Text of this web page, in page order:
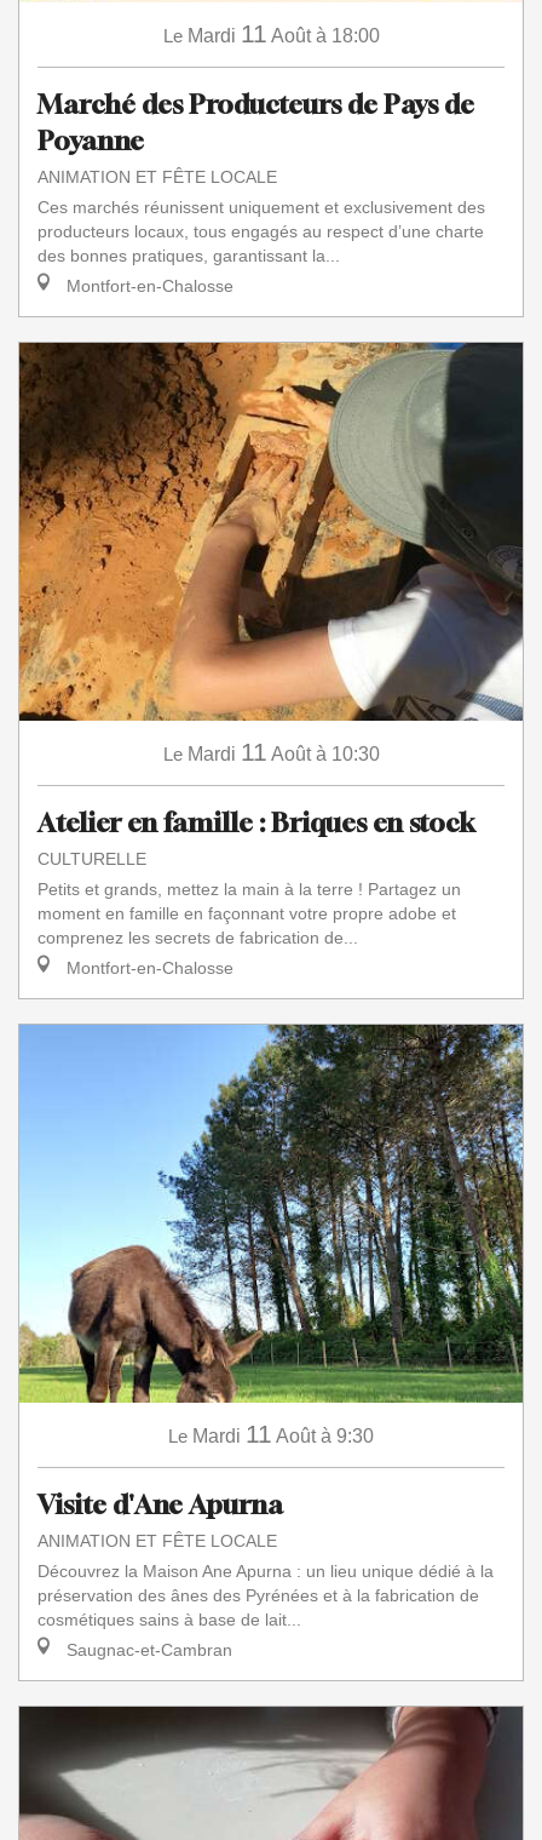
Le Mardi 11 Août à 18:00
Marché des Producteurs de Pays de
Poyanne
ANIMATION ET FÊTE LOCALE
Ces marchés réunissent uniquement et exclusivement des
producteurs locaux, tous engagés au respect d’une charte
des bonnes pratiques, garantissant la...
Montfort-en-Chalosse
Le Mardi 11 Août à 10:30
Atelier en famille : Briques en stock
CULTURELLE
Petits et grands, mettez la main à la terre ! Partagez un
moment en famille en façonnant votre propre adobe et
comprenez les secrets de fabrication de...
Montfort-en-Chalosse
Le Mardi 11 Août à 9:30
Visite d'Ane Apurna
ANIMATION ET FÊTE LOCALE
Découvrez la Maison Ane Apurna : un lieu unique dédié à la
préservation des ânes des Pyrénées et à la fabrication de
cosmétiques sains à base de lait...
Saugnac-et-Cambran